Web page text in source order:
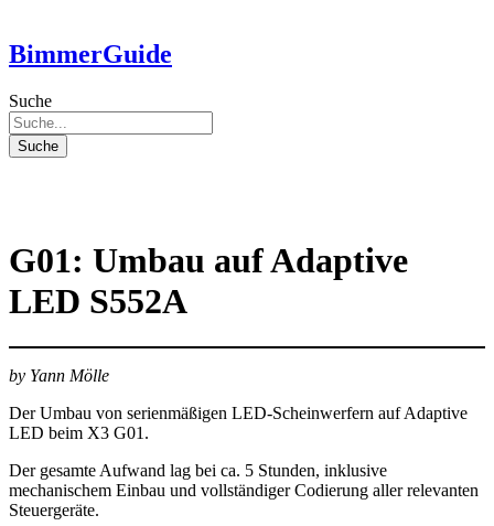
BimmerGuide
Suche
Suche
G01: Umbau auf Adaptive
LED S552A
by Yann Mölle
Der Umbau von serienmäßigen LED-Scheinwerfern auf Adaptive
LED beim X3 G01.
Der gesamte Aufwand lag bei ca. 5 Stunden, inklusive
mechanischem Einbau und vollständiger Codierung aller relevanten
Steuergeräte.